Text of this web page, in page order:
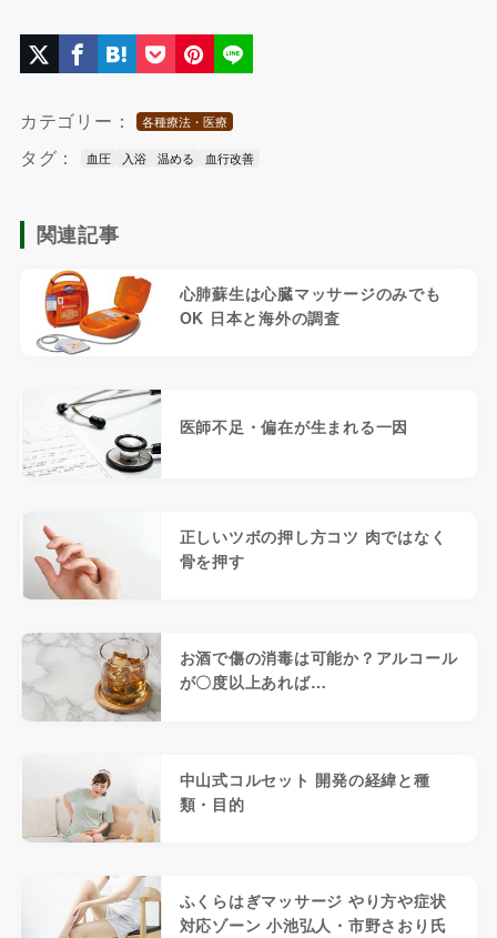
カテゴリー： 各種療法・医療
タグ： 血圧 入浴 温める 血行改善
関連記事
心肺蘇生は心臓マッサージのみでも
OK 日本と海外の調査
医師不足・偏在が生まれる一因
正しいツボの押し方コツ 肉ではなく
骨を押す
お酒で傷の消毒は可能か？アルコール
が〇度以上あれば…
中山式コルセット 開発の経緯と種
類・目的
ふくらはぎマッサージ やり方や症状
対応ゾーン 小池弘人・市野さおり氏